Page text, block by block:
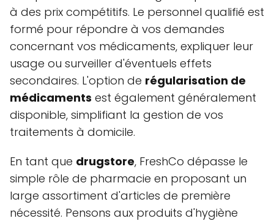
à des prix compétitifs. Le personnel qualifié est
formé pour répondre à vos demandes
concernant vos médicaments, expliquer leur
usage ou surveiller d'éventuels effets
secondaires. L'option de régularisation de
médicaments est également généralement
disponible, simplifiant la gestion de vos
traitements à domicile.
En tant que drugstore, FreshCo dépasse le
simple rôle de pharmacie en proposant un
large assortiment d'articles de première
nécessité. Pensons aux produits d'hygiène